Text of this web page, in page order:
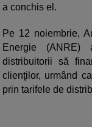
a conchis el.
Pe 12 noiembrie,
Energie
distribuitorii să
clienţilor, urmând
prin tarifele de